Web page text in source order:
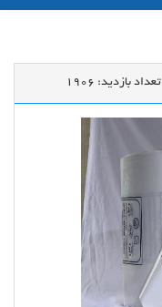
تعداد بازدید: